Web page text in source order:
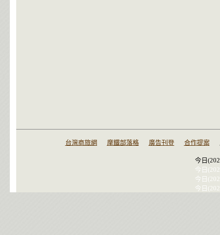
台灣商旅網 摩鐵部落格 廣告刊登 合作提案
今日
今日
今日
今日